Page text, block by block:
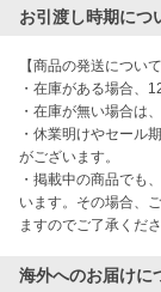
お引渡し時期につ
【商品の発送について
・在庫がある場合、
・在庫が無い場合は
・休業明けやセール
がございます。
・掲載中の商品でも
います。その場合、
ますのでご了承くださ
海外へのお届けに